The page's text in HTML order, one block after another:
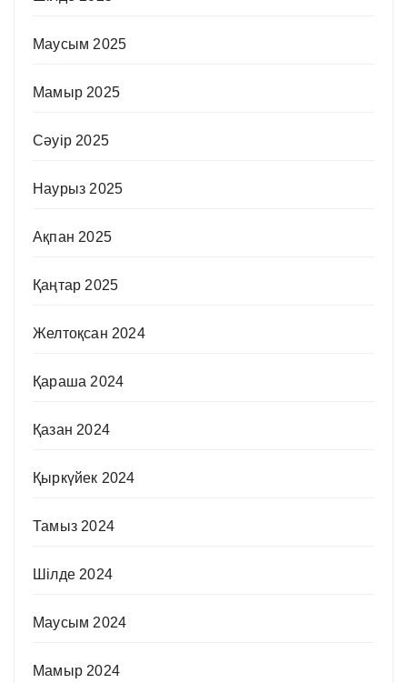
Маусым 2025
Мамыр 2025
Сәуір 2025
Наурыз 2025
Ақпан 2025
Қаңтар 2025
Желтоқсан 2024
Қараша 2024
Қазан 2024
Қыркүйек 2024
Тамыз 2024
Шілде 2024
Маусым 2024
Мамыр 2024